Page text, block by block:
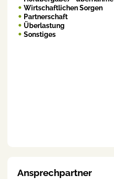
Wirtschaftlichen Sorgen
Partnerschaft
Überlastung
Sonstiges
Ansprechpartner